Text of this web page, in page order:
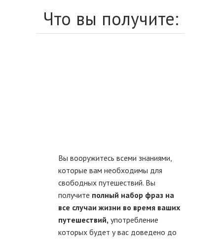
Что вы получите:
Вы вооружитесь всеми знаниями,
которые вам необходимы для
свободных путешествий. Вы
получите полный набор фраз на
все случаи жизни во время ваших
путешествий, употребление
которых будет у вас доведено до